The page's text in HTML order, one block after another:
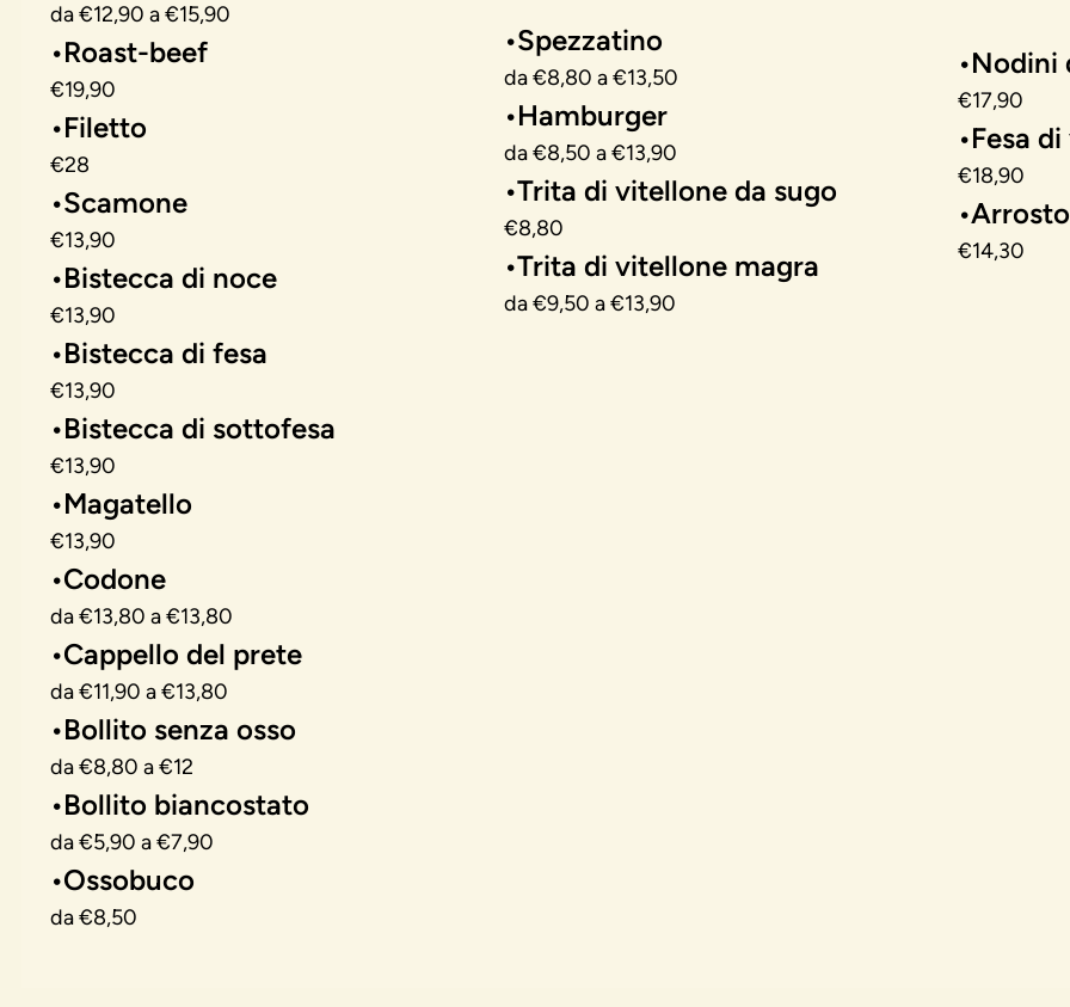
da €12,90 a €15,90
•Roast-beef
€19,90
•Filetto
€28
•Scamone
€13,90
•Bistecca di noce
€13,90
•Bistecca di fesa
€13,90
•Bistecca di sottofesa
€13,90
•Magatello
€13,90
•Codone
da €13,80 a €13,80
•Cappello del prete
da €11,90 a €13,80
•Bollito senza osso
da €8,80 a €12
•Bollito biancostato
da €5,90 a €7,90
•Ossobuco
da €8,50
•Spezzatino
da €8,80 a €13,50
•Hamburger
da €8,50 a €13,90
•Trita di vitellone da sugo
€8,80
•Trita di vitellone magra
da €9,50 a €13,90
•Nodini
€17,90
•Fesa
€18,90
•Arrosto
€14,30